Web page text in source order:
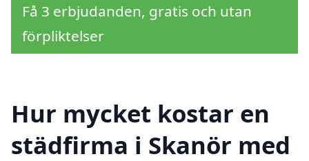
Få 3 erbjudanden, gratis och utan
förpliktelser
Hur mycket kostar en
städfirma i Skanör med